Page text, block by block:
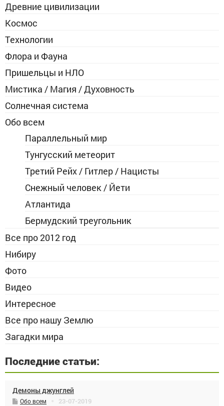
Древние цивилизации
Космос
Технологии
Флора и Фауна
Пришельцы и НЛО
Мистика / Магия / Духовность
Солнечная система
Обо всем
Параллельный мир
Тунгусский метеорит
Третий Рейх / Гитлер / Нацисты
Снежный человек / Йети
Атлантида
Бермудский треугольник
Все про 2012 год
Нибиру
Фото
Видео
Интересное
Все про нашу Землю
Загадки мира
Последние статьи:
Демоны джунглей
Обо всем 23-07-2019